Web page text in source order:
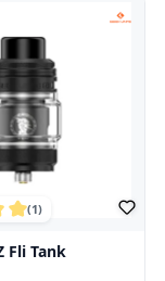
(1)
Fli Tank